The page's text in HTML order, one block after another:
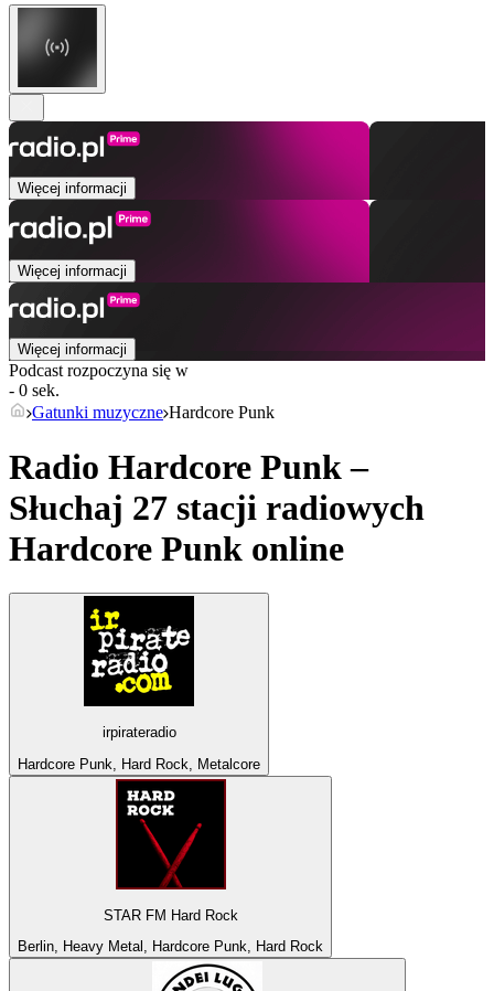
Więcej informacji
Więcej informacji
Więcej informacji
Podcast rozpoczyna się w
- 0 sek.
Gatunki muzyczne Hardcore Punk
Radio Hardcore Punk –
Słuchaj 27 stacji radiowych
Hardcore Punk online
irpirateradio
Hardcore Punk, Hard Rock, Metalcore
STAR FM Hard Rock
Berlin, Heavy Metal, Hardcore Punk, Hard Rock